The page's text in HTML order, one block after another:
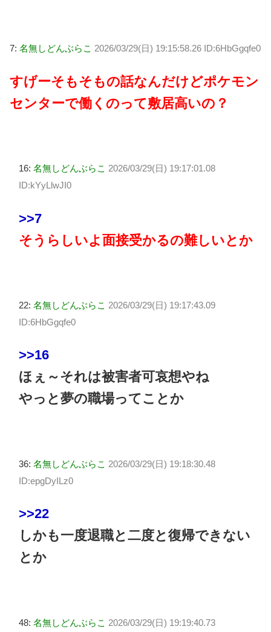
7: 名無しどんぶらこ 2026/03/29(日) 19:15:58.26 ID:6HbGgqfe0
すげーそもそもの話なんだけどポケモン
センターで働くのって敷居高いの？
16: 名無しどんぶらこ 2026/03/29(日) 19:17:01.08
ID:kYyLlwJI0
>>7
そうらしいよ面接受かるの難しいとか
22: 名無しどんぶらこ 2026/03/29(日) 19:17:43.09
ID:6HbGgqfe0
>>16
ほぇ～それは被害者可哀想やね
やっと夢の職場ってことか
36: 名無しどんぶらこ 2026/03/29(日) 19:18:30.48
ID:epgDyILz0
>>22
しかも一度退職と二度と復帰できない
とか
48: 名無しどんぶらこ 2026/03/29(日) 19:19:40.73